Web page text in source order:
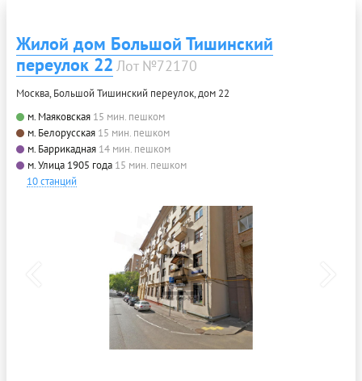
Жилой дом Большой Тишинский
переулок 22 Лот №72170
Москва, Большой Тишинский переулок, дом 22
м. Маяковская 15 мин. пешком
м. Белорусская 15 мин. пешком
м. Баррикадная 14 мин. пешком
м. Улица 1905 года 15 мин. пешком
10 станций